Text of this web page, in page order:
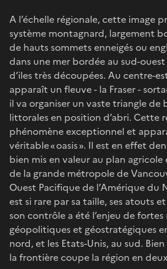
A l’échelle régionale, cette image
système montagnard, largement
de hauts sommets enneigés ou
dans une mer bordée au sud-
d’iles très découpées. Au centre-
apparaît un fleuve - la Fraser -
il va organiser un vaste triangle de
littorales en position d’abri. Cette
phénomène exceptionnel et
véritable « oasis ». Il est en effet
bien mis en valeur au plan
de la grande métropole de
Ouest Pacifique de l’Amérique du
est si rare par sa taille, ses atouts
son contrôle a été l’enjeu de
géopolitiques et géostratégiques
nord, et les Etats-Unis, au sud.
la frontière coupe la région en